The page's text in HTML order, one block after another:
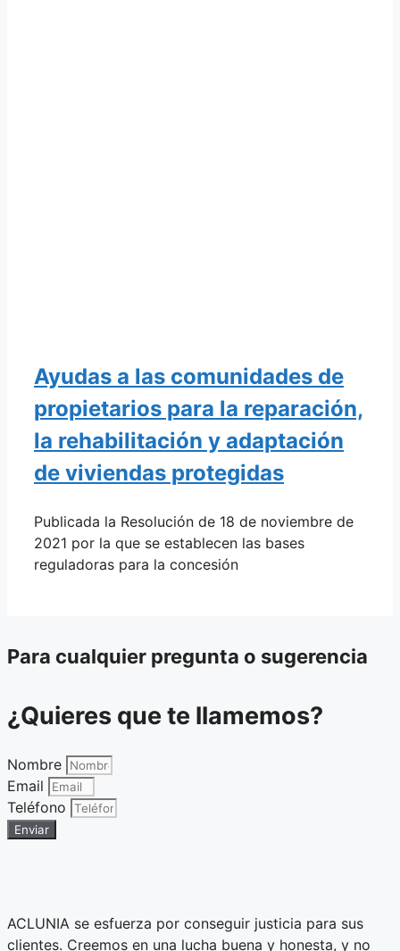
Ayudas a las comunidades de
propietarios para la reparación,
la rehabilitación y adaptación
de viviendas protegidas
Publicada la Resolución de 18 de noviembre de
2021 por la que se establecen las bases
reguladoras para la concesión
Para cualquier pregunta o sugerencia
¿Quieres que te llamemos?
Nombre
Email
Teléfono
Enviar
ACLUNIA se esfuerza por conseguir justicia para sus
clientes. Creemos en una lucha buena y honesta, y no